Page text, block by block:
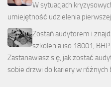
W sytuacjach
umiejętność udzielenia
Zostań audytorem i
szkolenia iso 18001,
Zastanawiasz się, jak zostać
sobie drzwi do kariery w różnych